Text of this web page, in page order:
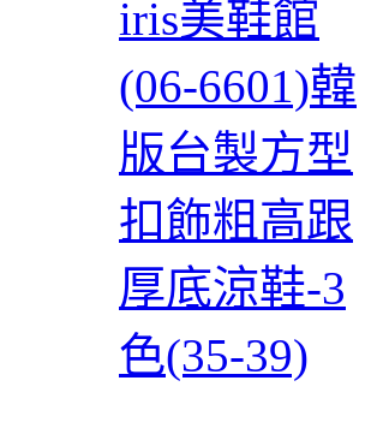
iris美鞋館
(06-6601)韓
版台製方型
扣飾粗高跟
厚底涼鞋-3
色(35-39)